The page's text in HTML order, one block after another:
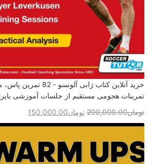
خرید آنلاین کتاب ژابی
تمرینات هجومی مستقیم از جلسات آموزشی
تومان200,000.00 تومان150,000.00